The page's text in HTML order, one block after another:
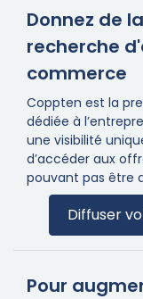
Donnez de
recherche
commerce
Coppten est la
dédiée à
une visibilité
d’accéder aux
pouvant pas être
Diffuser
Pour